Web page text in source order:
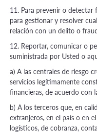
11. Para prevenir o
para gestionar y resolver
relación con un delito o
12. Reportar, comunicar o
suministrada por Usted o
a) A las centrales de riesgo
servicios legítimamente
financieras, de acuerdo con
b) A los terceros que, en
extranjeros, en el país o en
logísticos, de cobranza,